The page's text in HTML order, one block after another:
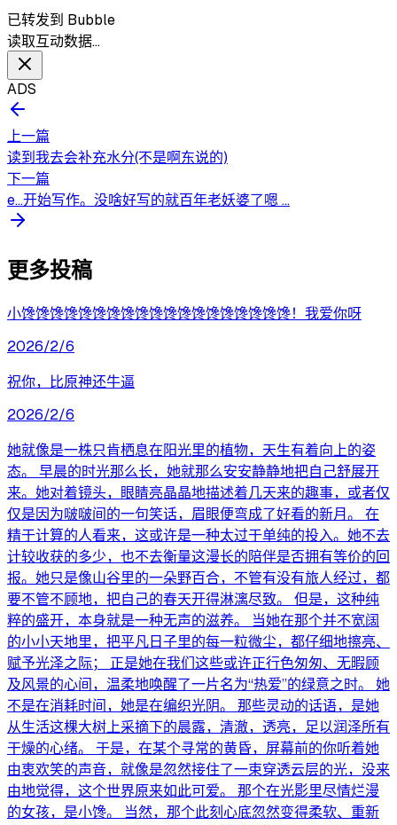
已转发到 Bubble
读取互动数据…
ADS
上一篇
读到我去会补充水分(不是啊东说的)
下一篇
e…开始写作。没啥好写的就百年老妖婆了嗯 ...
更多投稿
小馋馋馋馋馋馋馋馋馋馋馋馋馋馋馋馋馋馋馋！我爱你呀
2026/2/6
祝你，比原神还牛逼
2026/2/6
她就像是一株只肯栖息在阳光里的植物，天生有着向上的姿
态。 早晨的时光那么长，她就那么安安静静地把自己舒展开
来。她对着镜头，眼睛亮晶晶地描述着几天来的趣事，或者仅
仅是因为啵啵间的一句笑话，眉眼便弯成了好看的新月。 在
精于计算的人看来，这或许是一种太过于单纯的投入。她不去
计较收获的多少，也不去衡量这漫长的陪伴是否拥有等价的回
报。她只是像山谷里的一朵野百合，不管有没有旅人经过，都
要不管不顾地，把自己的春天开得淋漓尽致。 但是，这种纯
粹的盛开，本身就是一种无声的滋养。 当她在那个并不宽阔
的小小天地里，把平凡日子里的每一粒微尘，都仔细地擦亮、
赋予光泽之际； 正是她在我们这些或许正行色匆匆、无暇顾
及风景的心间，温柔地唤醒了一片名为“热爱”的绿意之时。 她
不是在消耗时间，她是在编织光阴。 那些灵动的话语，是她
从生活这棵大树上采摘下的晨露，清澈，透亮，足以润泽所有
干燥的心绪。 于是，在某个寻常的黄昏，屏幕前的你听着她
由衷欢笑的声音，就像是忽然接住了一束穿透云层的光，没来
由地觉得，这个世界原来如此可爱。 那个在光影里尽情烂漫
的女孩，是小馋。 当然，那个此刻心底忽然变得柔软、重新